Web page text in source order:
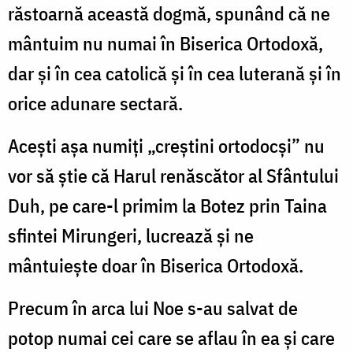
răstoarnă această dogmă, spunând că ne
mântuim nu numai în Biserica Ortodoxă,
dar şi în cea catolică şi în cea luterană şi în
orice adunare sectară.
Aceşti aşa numiţi „creştini ortodocşi” nu
vor să ştie că Harul renăscător al Sfântului
Duh, pe care-l primim la Botez prin Taina
sfintei Mirungeri, lucrează şi ne
mântuieşte doar în Biserica Ortodoxă.
Precum în arca lui Noe s-au salvat de
potop numai cei care se aflau în ea şi care